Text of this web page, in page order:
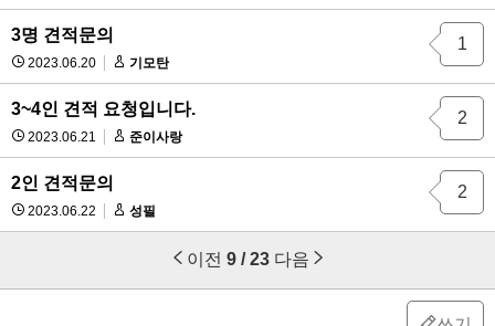
3명 견적문의
2023.06.20 기모탄
1
3~4인 견적 요청입니다.
2023.06.21 준이사랑
2
2인 견적문의
2023.06.22 성필
2
이전 9 / 23 다음